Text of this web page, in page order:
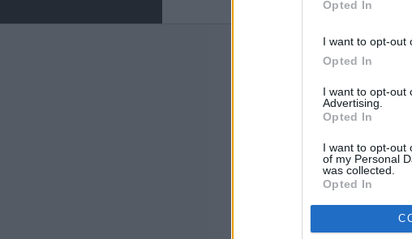
Opted In
I want to opt-out
Opted In
I want to opt-out
Advertising.
Opted In
I want to opt-out
of my Personal
was collected.
Opted In
Últimas noticias
España impone controles
Meloni a quitarlos
España hasta el 15 de
La Fiscalía actuará
asignados por la crisis de